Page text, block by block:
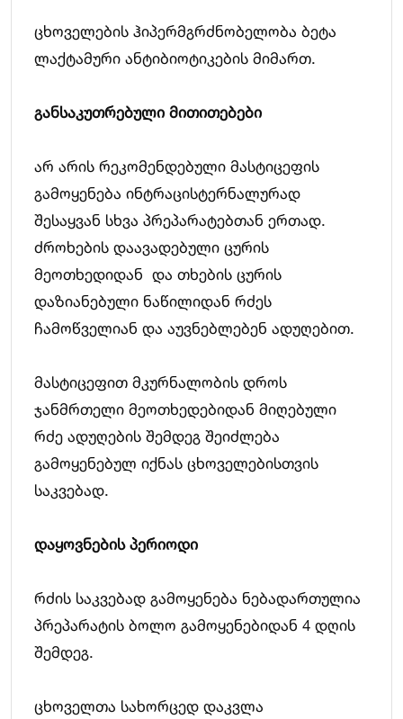
ცხოველების ჰიპერმგრძნობელობა ბეტა
ლაქტამური ანტიბიოტიკების მიმართ.
განსაკუთრებული მითითებები
არ არის რეკომენდებული მასტიცეფის
გამოყენება ინტრაცისტერნალურად
შესაყვან სხვა პრეპარატებთან ერთად.
ძროხების დაავადებული ცურის
მეოთხედიდან და თხების ცურის
დაზიანებული ნაწილიდან რძეს
ჩამოწველიან და აუვნებლებენ ადუღებით.
მასტიცეფით მკურნალობის დროს
ჯანმრთელი მეოთხედებიდან მიღებული
რძე ადუღების შემდეგ შეიძლება
გამოყენებულ იქნას ცხოველებისთვის
საკვებად.
დაყოვნების პერიოდი
რძის საკვებად გამოყენება ნებადართულია
პრეპარატის ბოლო გამოყენებიდან 4 დღის
შემდეგ.
ცხოველთა სახორცედ დაკვლა